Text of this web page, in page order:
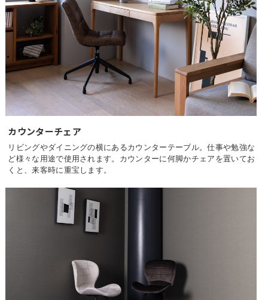
カウンターチェア
リビングやダイニングの横にあるカウンターテーブル。仕事や勉強な
ど様々な用途で使用されます。カウンターに何脚かチェアを置いてお
くと、来客時に重宝します。